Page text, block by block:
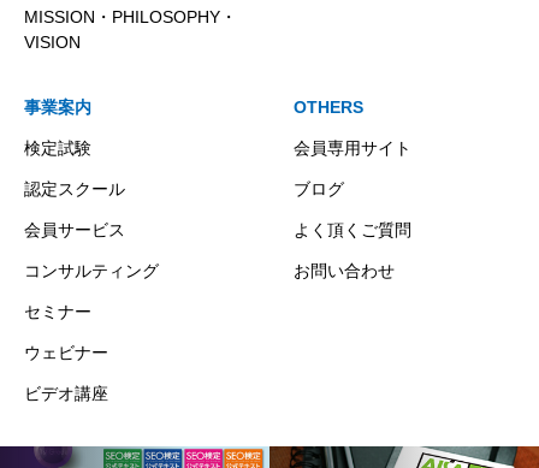
MISSION・PHILOSOPHY・
VISION
事業案内
検定試験
認定スクール
会員サービス
コンサルティング
セミナー
ウェビナー
ビデオ講座
OTHERS
会員専用サイト
ブログ
よく頂くご質問
お問い合わせ